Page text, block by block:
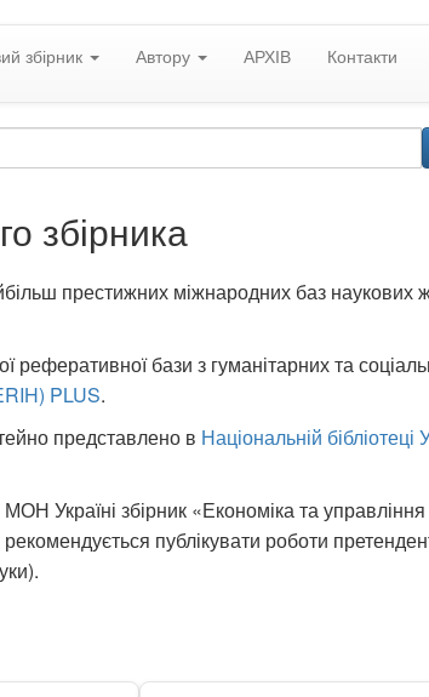
збірник Автору АРХІВ Контакти
збірника
престижних міжнародних баз наукових
реферативної бази з гуманітарних та
PLUS.
представлено в Національній бібліотеці
Україні збірник «Економіка та
публікувати роботи